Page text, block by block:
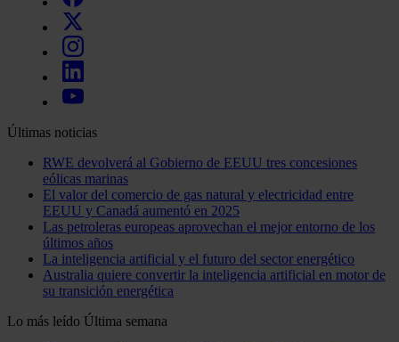
Últimas noticias
RWE devolverá al Gobierno de EEUU tres concesiones
eólicas marinas
El valor del comercio de gas natural y electricidad entre
EEUU y Canadá aumentó en 2025
Las petroleras europeas aprovechan el mejor entorno de los
últimos años
La inteligencia artificial y el futuro del sector energético
Australia quiere convertir la inteligencia artificial en motor de
su transición energética
Lo más leído Última semana